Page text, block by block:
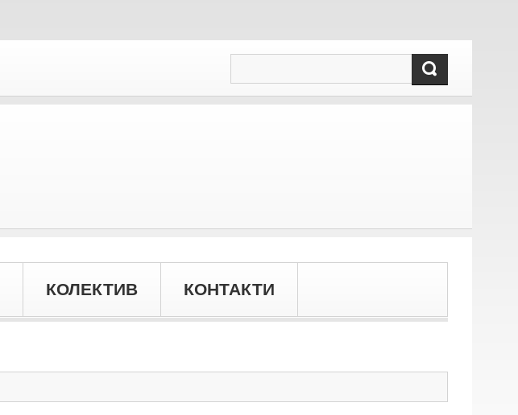
КОЛЕКТИВ КОНТАКТИ